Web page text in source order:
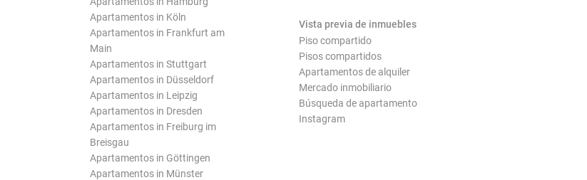
Apartamentos in Köln
Apartamentos in Frankfurt am
Main
Apartamentos in Stuttgart
Apartamentos in Düsseldorf
Apartamentos in Leipzig
Apartamentos in Dresden
Apartamentos in Freiburg im
Breisgau
Apartamentos in Göttingen
Apartamentos in Münster
Vista previa de inmuebles
Piso compartido
Pisos compartidos
Apartamentos de alquiler
Mercado inmobiliario
Búsqueda de apartamento
Instagram